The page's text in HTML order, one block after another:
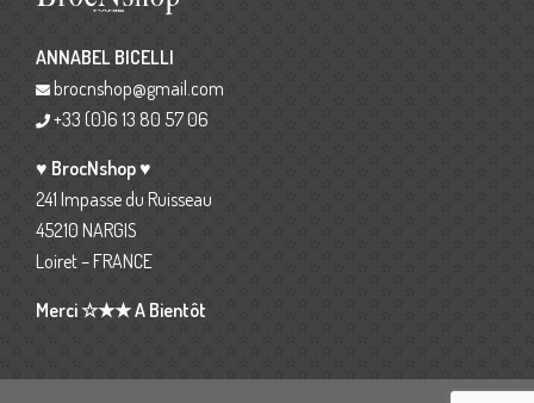
ANNABEL BICELLI
brocnshop@gmail.com
+33 (0)6 13 80 57 06
♥ BrocNshop ♥
241 Impasse du Ruisseau
45210 NARGIS
Loiret – FRANCE
Merci ☆★★ A Bientôt